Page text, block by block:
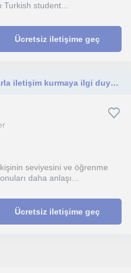
student...
Ücretsiz iletişime geç
Dil öğrenmeye ve farklı insanlarla iletişim kurmaya ilgi duyan, sabırlı ve öğrenmeye açık biriyim.
seviyesini ve öğrenme
daha anlaşı...
Ücretsiz iletişime geç